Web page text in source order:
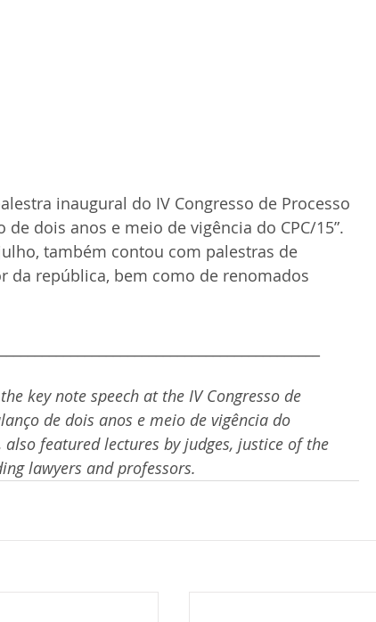
inaugural do IV Congresso de Processo
dois anos e meio de vigência do CPC/15”.
também contou com palestras de
da república, bem como de renomados
key note speech at the IV Congresso de
de dois anos e meio de vigência do
also featured lectures by judges, justice of the
lawyers and professors.